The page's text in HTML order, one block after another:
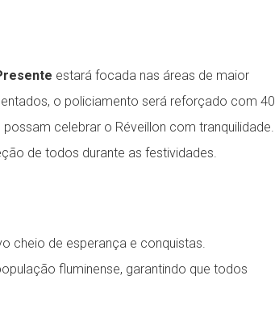
estará focada nas áreas de maior
o policiamento será reforçado com 40
celebrar o Réveillon com tranquilidade.
de todos durante as festividades.
cheio de esperança e conquistas.
fluminense, garantindo que todos